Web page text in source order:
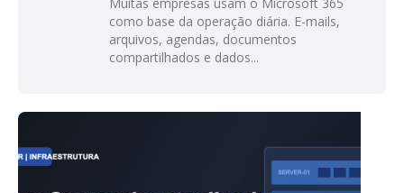
como base da operação diária. E-mails,
arquivos, agendas, documentos
compartilhados e dados...